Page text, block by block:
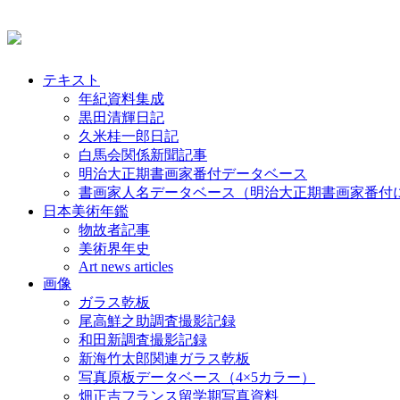
テキスト
年紀資料集成
黒田清輝日記
久米桂一郎日記
白馬会関係新聞記事
明治大正期書画家番付データベース
書画家人名データベース（明治大正期書画家番付
日本美術年鑑
物故者記事
美術界年史
Art news articles
画像
ガラス乾板
尾高鮮之助調査撮影記録
和田新調査撮影記録
新海竹太郎関連ガラス乾板
写真原板データベース（4×5カラー）
畑正吉フランス留学期写真資料